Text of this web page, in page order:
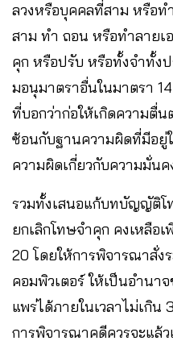
ลวงหรือบุคคลที่สาม หรือท
สาม ทำ ถอน หรือทำลายเ
คุก หรือปรับ หรือทั้งจำทั้ง
มอนุมาตราอื่นในมาตรา
ที่บอกว่าก่อให้เกิดความตื่
ซ้อนกับฐานความผิดที่มีอยู่
ความผิดเกี่ยวกับความมั่น
รวมทั้งเสนอแก้บทบัญญัติโ
ยกเลิกโทษจำคุก คงเหลือ
20 โดยให้การพิจารณาสั่ง
คอมพิวเตอร์ ให้เป็นอำนา
แพร่ได้ภายในเวลาไม่เกิน
การพิจารณาคดีควรจะแล้ว